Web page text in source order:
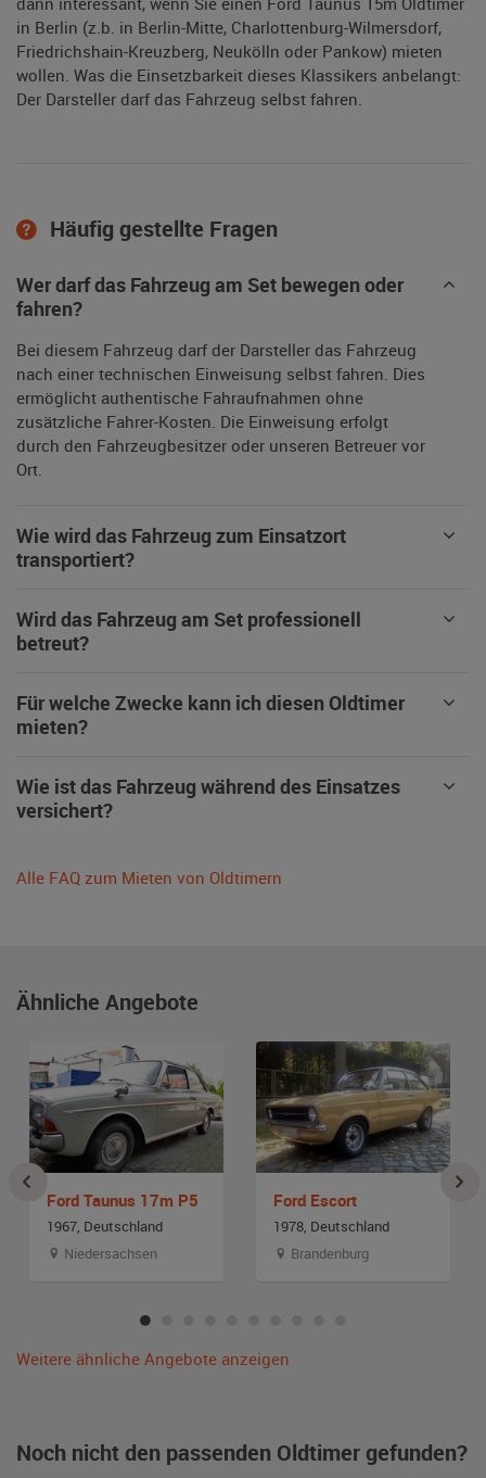
in Berlin (z.b. in Berlin-Mitte, Charlottenburg-Wilmersdorf,
Friedrichshain-Kreuzberg, Neukölln oder Pankow) mieten
wollen. Was die Einsetzbarkeit dieses Klassikers anbelangt:
Der Darsteller darf das Fahrzeug selbst fahren.
Häufig gestellte Fragen
Wer darf das Fahrzeug am Set bewegen oder
fahren?
Bei diesem Fahrzeug darf der Darsteller das Fahrzeug
nach einer technischen Einweisung selbst fahren. Dies
ermöglicht authentische Fahraufnahmen ohne
zusätzliche Fahrer-Kosten. Die Einweisung erfolgt
durch den Fahrzeugbesitzer oder unseren Betreuer vor
Ort.
Wie wird das Fahrzeug zum Einsatzort
transportiert?
Wird das Fahrzeug am Set professionell
betreut?
Für welche Zwecke kann ich diesen Oldtimer
mieten?
Wie ist das Fahrzeug während des Einsatzes
versichert?
Alle FAQ zum Mieten von Oldtimern
Ähnliche Angebote
Ford Taunus 17m P5
1967, Deutschland
Niedersachsen
Ford Escort
1978, Deutschland
Brandenburg
Weitere ähnliche Angebote anzeigen
Noch nicht den passenden Oldtimer gefunden?